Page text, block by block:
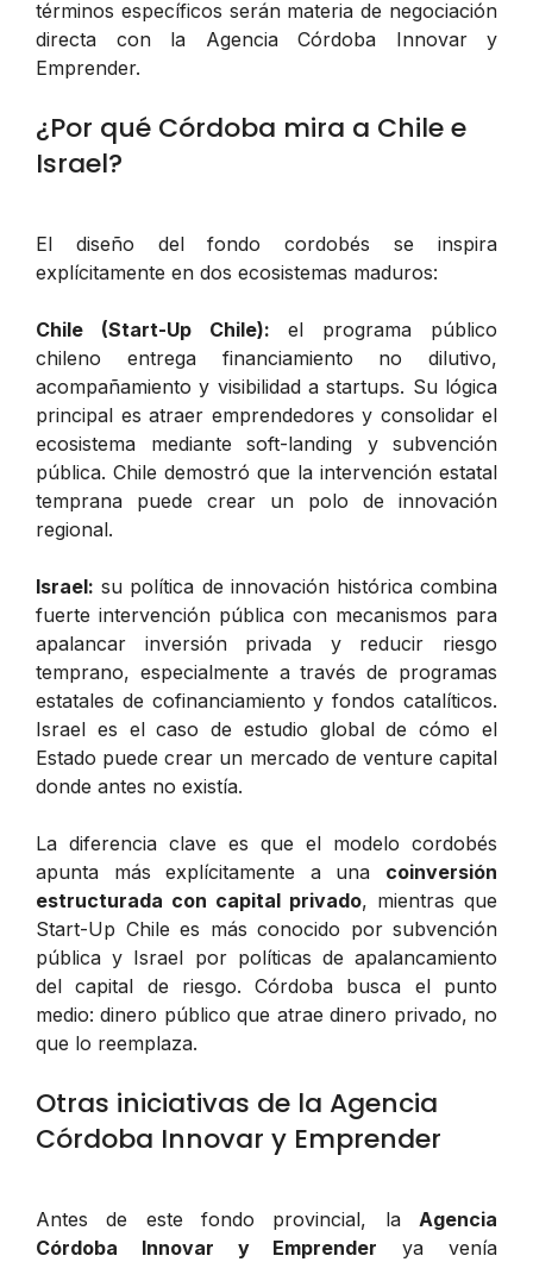
términos específicos serán materia de negociación
directa con la Agencia Córdoba Innovar y
Emprender.
¿Por qué Córdoba mira a Chile e
Israel?
El diseño del fondo cordobés se inspira
explícitamente en dos ecosistemas maduros:
Chile (Start-Up Chile): el programa público
chileno entrega financiamiento no dilutivo,
acompañamiento y visibilidad a startups. Su lógica
principal es atraer emprendedores y consolidar el
ecosistema mediante soft-landing y subvención
pública. Chile demostró que la intervención estatal
temprana puede crear un polo de innovación
regional.
Israel: su política de innovación histórica combina
fuerte intervención pública con mecanismos para
apalancar inversión privada y reducir riesgo
temprano, especialmente a través de programas
estatales de cofinanciamiento y fondos catalíticos.
Israel es el caso de estudio global de cómo el
Estado puede crear un mercado de venture capital
donde antes no existía.
La diferencia clave es que el modelo cordobés
apunta más explícitamente a una coinversión
estructurada con capital privado, mientras que
Start-Up Chile es más conocido por subvención
pública y Israel por políticas de apalancamiento
del capital de riesgo. Córdoba busca el punto
medio: dinero público que atrae dinero privado, no
que lo reemplaza.
Otras iniciativas de la Agencia
Córdoba Innovar y Emprender
Antes de este fondo provincial, la Agencia
Córdoba Innovar y Emprender ya venía